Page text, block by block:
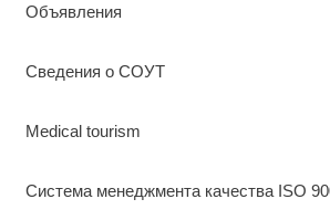
Объявления
Сведения о СОУТ
Medical tourism
Система менеджмента качества ISO